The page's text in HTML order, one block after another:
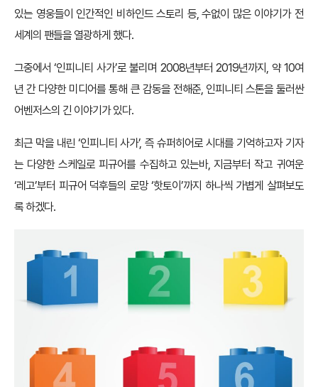
있는 영웅들이 인간적인 비하인드 스토리 등, 수없이 많은 이야기가 전
세계의 팬들을 열광하게 했다.
그중에서 ‘인피니티 사가’로 불리며 2008년부터 2019년까지, 약 10여
년 간 다양한 미디어를 통해 큰 감동을 전해준, 인피니티 스톤을 둘러싼
어벤저스의 긴 이야기가 있다.
최근 막을 내린 ‘인피니티 사가’, 즉 슈퍼히어로 시대를 기억하고자 기자
는 다양한 스케일로 피규어를 수집하고 있는바, 지금부터 작고 귀여운
‘레고’부터 피규어 덕후들의 로망 ‘핫토이’까지 하나씩 가볍게 살펴보도
록 하겠다.